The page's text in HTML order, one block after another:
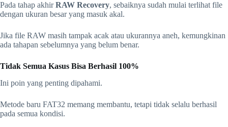
Pada tahap akhirRAW Recovery, sebaiknya sudah mulai terlihat file
dengan ukuran besar yang masuk akal.
Jika file RAW masih tampak acak atau ukurannya aneh, kemungkinan
ada tahapan sebelumnya yang belum benar.
Tidak Semua Kasus Bisa Berhasil 100%
Ini poin yang penting dipahami.
Metode baru FAT32 memang membantu, tetapi tidak selalu berhasil
pada semua kondisi.